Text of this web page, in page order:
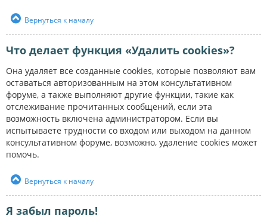
Вернуться к началу
Что делает функция «Удалить cookies»?
Она удаляет все созданные cookies, которые позволяют вам
оставаться авторизованным на этом консультативном
форуме, а также выполняют другие функции, такие как
отслеживание прочитанных сообщений, если эта
возможность включена администратором. Если вы
испытываете трудности со входом или выходом на данном
консультативном форуме, возможно, удаление cookies может
помочь.
Вернуться к началу
Я забыл пароль!